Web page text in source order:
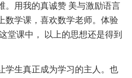
。用我的真诚赞 美与激励语言
数学课，喜欢数学老师。体验
堂课中， 以上的思想还是得到
学生真正成为学习的主人。也